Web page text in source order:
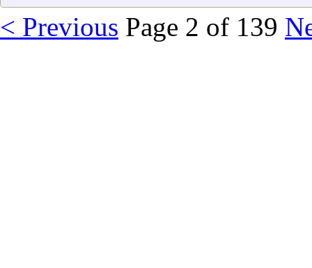
< Previous Page 2 of 139